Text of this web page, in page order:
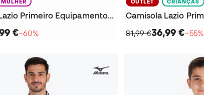
MULHER
Camisola Lazio Primeiro Equipamento 2025-2026 Mulher
€−60%
OUTLET CRIANÇAS
81,99 €36,99 €−55%